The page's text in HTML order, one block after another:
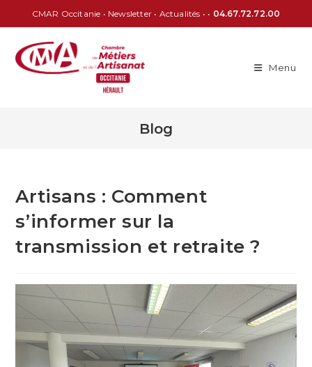
CMAR Occitanie • Newsletter • Actualités • • 04.67.72.72.00
Menu
Blog
Artisans : Comment
s’informer sur la
transmission et retraite ?